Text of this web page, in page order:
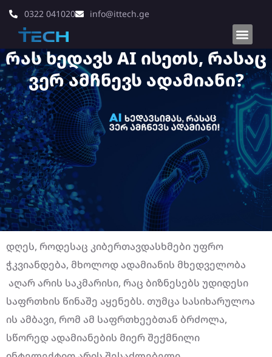
0322 041020 info@ittech.ge
რას ხედავს AI ისეთს, რასაც
ვერ ამჩნევს ადამიანი?
დღეს, როდესაც კიბერთავდასხმები უფრო
ჭკვიანდება, მხოლოდ ადამიანის მხედველობა
აღარ არის საკმარისი, რაც ბიზნესებს უდიდესი
საფრთხის წინაშე აყენებს. თუმცა სასიხარულოა
ის ამბავი, რომ ამ საფრთხეებთან ბრძოლა,
სწორედ ადამიანების მიერ შექმნილი